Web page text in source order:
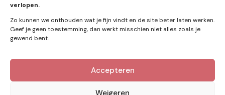
verlopen.
Zo kunnen we onthouden wat je fijn vindt en de site beter laten werken.
Geef je geen toestemming, dan werkt misschien niet alles zoals je
gewend bent.
Accepteren
Weigeren
Kennis van Energie in je mailbox?
Abonner op nieuwe artikelen.